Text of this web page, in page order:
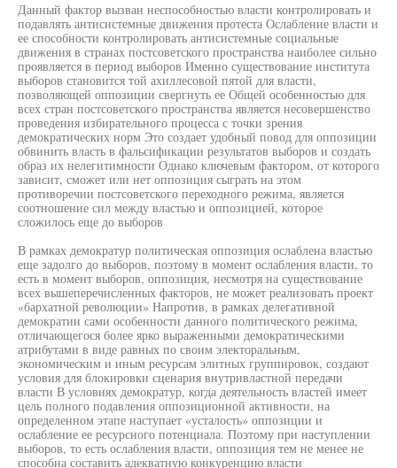
Данный фактор вызван неспособностью власти контролировать и
подавлять антисистемные движения протеста Ослабление власти и
ее способности контролировать антисистемные социальные
движения в странах постсоветского пространства наиболее сильно
проявляется в период выборов Именно существование института
выборов становится той ахиллесовой пятой для власти,
позволяющей оппозиции свергнуть ее Общей особенностью для
всех стран постсоветского пространства является несовершенство
проведения избирательного процесса с точки зрения
демократических норм Это создает удобный повод для оппозиции
обвинить власть в фальсификации результатов выборов и создать
образ их нелегитимности Однако ключевым фактором, от которого
зависит, сможет или нет оппозиция сыграть на этом
противоречии постсоветского переходного режима, является
соотношение сил между властью и оппозицией, которое
сложилось еще до выборов
В рамках демократур политическая оппозиция ослаблена властью
еще задолго до выборов, поэтому в момент ослабления власти, то
есть в момент выборов, оппозиция, несмотря на существование
всех вышеперечисленных факторов, не может реализовать проект
«бархатной революции» Напротив, в рамках делегативной
демократии сами особенности данного политического режима,
отличающегося более ярко выраженными демократическими
атрибутами в виде равных по своим электоральным,
экономическим и иным ресурсам элитных группировок, создают
условия для блокировки сценария внутривластной передачи
власти В условиях демократур, когда деятельность властей имеет
цель полного подавления оппозиционной активности, на
определенном этапе наступает «усталость» оппозиции и
ослабление ее ресурсного потенциала. Поэтому при наступлении
выборов, то есть ослабления власти, оппозиция тем не менее не
способна составить адекватную конкуренцию власти